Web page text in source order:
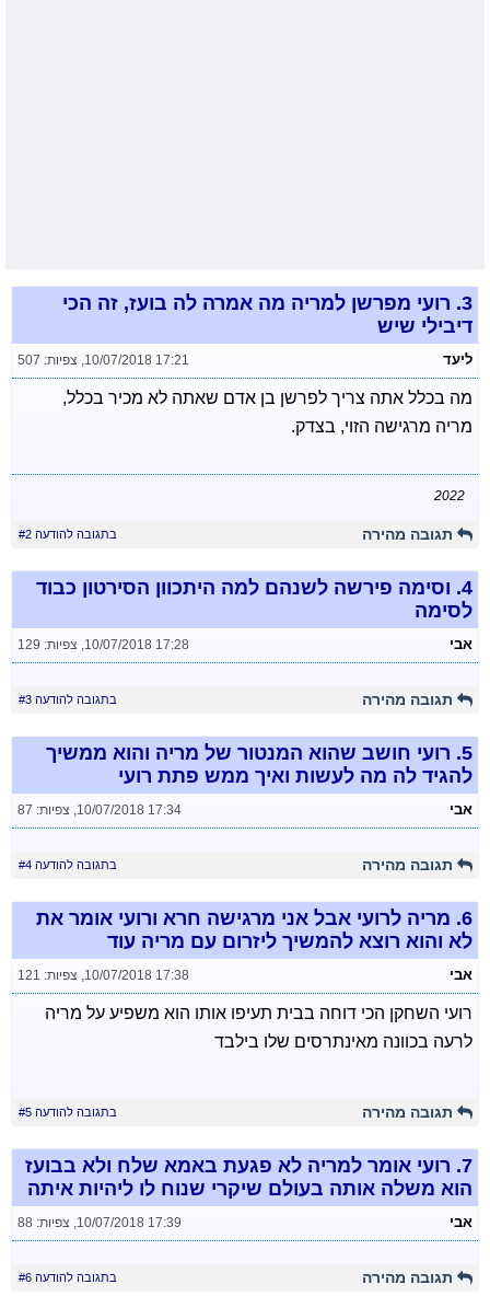
3. רועי מפרשן למריה מה אמרה לה בועז, זה הכי
דיבילי שיש
ליעד 10/07/2018 17:21
, צפיות: 507
מה בכלל אתה צריך לפרשן בן אדם שאתה לא מכיר בכלל,
מריה מרגישה הזוי, בצדק.
2022
תגובה מהירה בתגובה להודעה #2
4. וסימה פירשה לשנהם למה היתכוון הסירטון כבוד
לסימה
אבי 10/07/2018 17:28
, צפיות: 129
תגובה מהירה בתגובה להודעה #3
5. רועי חושב שהוא המנטור של מריה והוא ממשיך
להגיד לה מה לעשות ואיך ממש פתת רועי
אבי 10/07/2018 17:34
, צפיות: 87
תגובה מהירה בתגובה להודעה #4
6. מריה לרועי אבל אני מרגישה חרא ורועי אומר את
לא והוא רוצא להמשיך ליזרום עם מריה עוד
אבי 10/07/2018 17:38
, צפיות: 121
רועי השחקן הכי דוחה בבית תעיפו אותו הוא משפיע על מריה
לרעה בכוונה מאינתרסים שלו בילבד
תגובה מהירה בתגובה להודעה #5
7. רועי אומר למריה לא פגעת באמא שלח ולא בבועז
הוא משלה אותה בעולם שיקרי שנוח לו ליהיות איתה
אבי 10/07/2018 17:39
, צפיות: 88
תגובה מהירה בתגובה להודעה #6